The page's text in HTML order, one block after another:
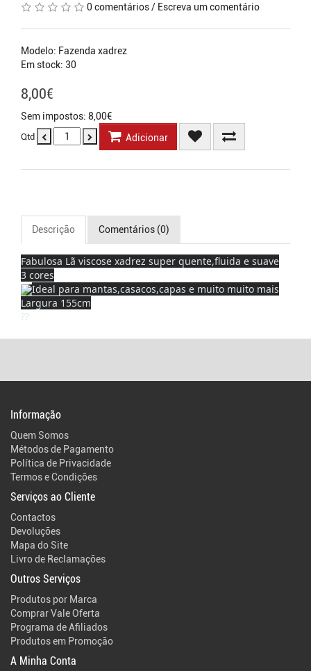
0 comentários/ Escreva um comentário
Modelo: Fazenda xadrez
Em stock: 30
8,00€
Sem impostos: 8,00€
Qtd Adicionar
Descrição Comentários (0)
Fabulosa Lã viscose xadrez super quente,fluida e suave
3 cores
Ideal para mantas,casacos,capas e muito muito mais
Largura 155cm
Informação
Quem Somos
Métodos de Pagamento
Política de Privacidade
Termos e Condições
Serviços ao Cliente
Contactos
Devoluções
Mapa do Site
Livro de Reclamações
Outros Serviços
Produtos por Marca
Comprar Vale Oferta
Programa de Afiliados
Produtos em Promoção
A Minha Conta